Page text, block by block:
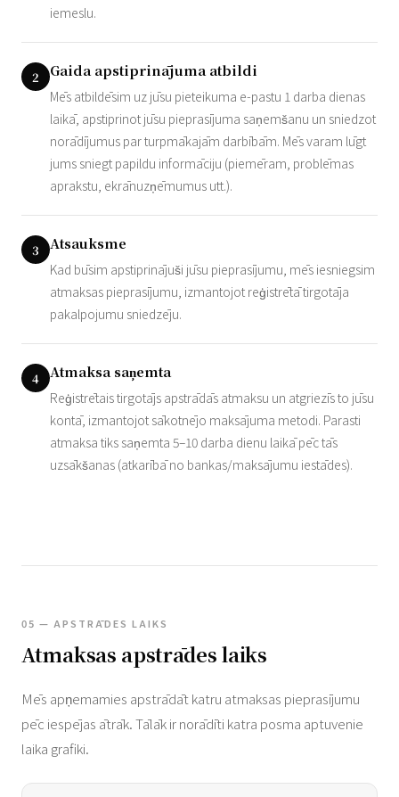
iemeslu.
2 Gaida apstiprinājuma atbildi
Mēs atbildēsim uz jūsu pieteikuma e-pastu 1 darba dienas
laikā, apstiprinot jūsu pieprasījuma saņemšanu un sniedzot
norādījumus par turpmākajām darbībām. Mēs varam lūgt
jums sniegt papildu informāciju (piemēram, problēmas
aprakstu, ekrānuzņēmumus utt.).
3 Atsauksme
Kad būsim apstiprinājuši jūsu pieprasījumu, mēs iesniegsim
atmaksas pieprasījumu, izmantojot reģistrētā tirgotāja
pakalpojumu sniedzēju.
4 Atmaksa saņemta
Reģistrētais tirgotājs apstrādās atmaksu un atgriezīs to jūsu
kontā, izmantojot sākotnējo maksājuma metodi. Parasti
atmaksa tiks saņemta 5–10 darba dienu laikā pēc tās
uzsākšanas (atkarībā no bankas/maksājumu iestādes).
05 — APSTRĀDES LAIKS
Atmaksas apstrādes laiks
Mēs apņemamies apstrādāt katru atmaksas pieprasījumu
pēc iespējas ātrāk. Tālāk ir norādīti katra posma aptuvenie
laika grafiki.